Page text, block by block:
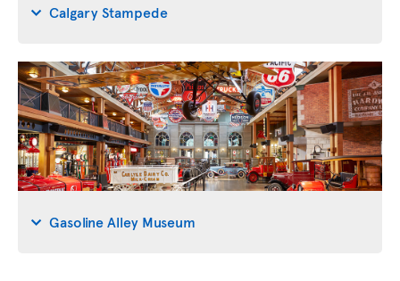
Calgary Stampede
Gasoline Alley Museum